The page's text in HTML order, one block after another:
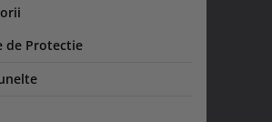
de Protectie